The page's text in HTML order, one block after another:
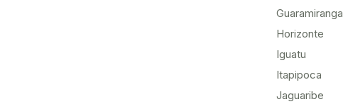
Guaramiranga
Horizonte
Iguatu
Itapipoca
Jaguaribe